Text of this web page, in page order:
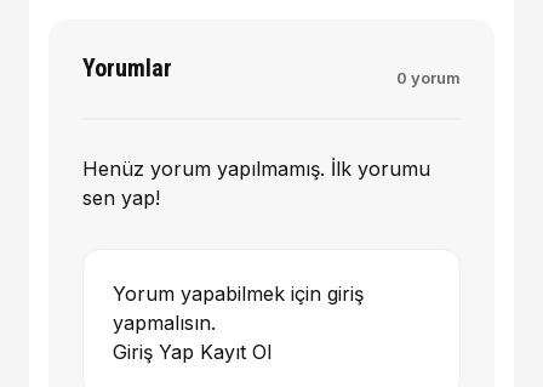
Yorumlar 0 yorum
Henüz yorum yapılmamış. İlk yorumu
sen yap!
Yorum yapabilmek için giriş
yapmalısın.
Giriş Yap Kayıt Ol